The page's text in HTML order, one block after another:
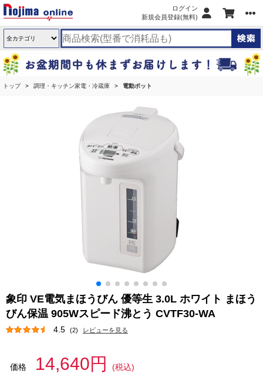
ログイン
新規会員登録(無料)
トップ 調理・キッチン家電・冷蔵庫 電動ポット
象印 VE電気まほうびん 優等生 3.0L ホワイト まほう
びん保温 905Wスピード沸とう CVTF30-WA
4.5 (2) レビューを見る
価格 14,640円
(税込)